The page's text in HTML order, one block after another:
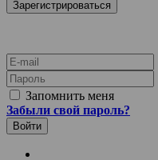
E-mail
Пароль
Запомнить меня
Забыли свой пароль?